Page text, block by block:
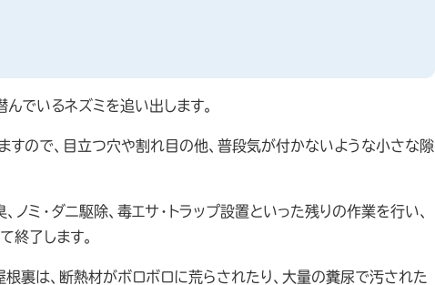
でいるネズミを追い出します。
すので、目立つ穴や割れ目の他、普段気が付かないような小さな隙
ノミ・ダニ駆除、毒エサ・トラップ設置といった残りの作業を行い、
終了します。
根裏は、断熱材がボロボロに荒らされたり、大量の糞尿で汚された